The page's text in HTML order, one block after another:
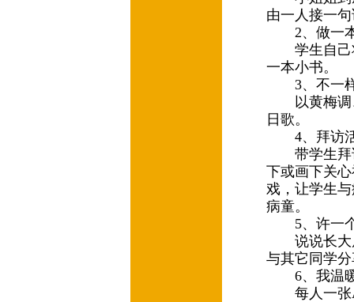
由一人接一
2、做一
学生自己
一本小书。
3、不一
以黄梅调
日歌。
4、拜访
带学生拜
下或画下关
戏，让学生
病童。
5、许一
说说长大
与其它同学
6、我温
每人一张